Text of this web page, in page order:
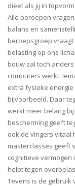
dieet als jij in
Alle beroepen
balans en
beroepsgroep
belasting op ons
bouw zal toch
computers werkt.
extra fysieke
bijvoorbeeld. Daar
werkt meer belang
bescherming geeft
ook de vingers vitaal
masterclasses geeft
cognitieve
helpt tegen
Tevens is de gebruik